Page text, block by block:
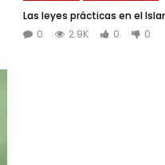
Las leyes prácticas en el
0
2.9K 0 0